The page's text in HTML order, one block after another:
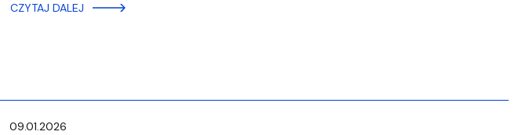
CZYTAJ DALEJ
09.01.2026